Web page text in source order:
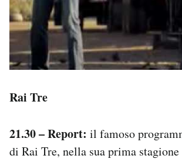
Rai Tre
21.30 – Report: il famoso
di Rai Tre, nella sua prima